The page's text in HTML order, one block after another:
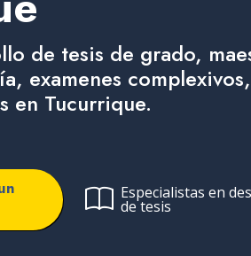
de tesis de grado,
examenes complexivos,
en Tucurrique.
Especialistas en
de tesis